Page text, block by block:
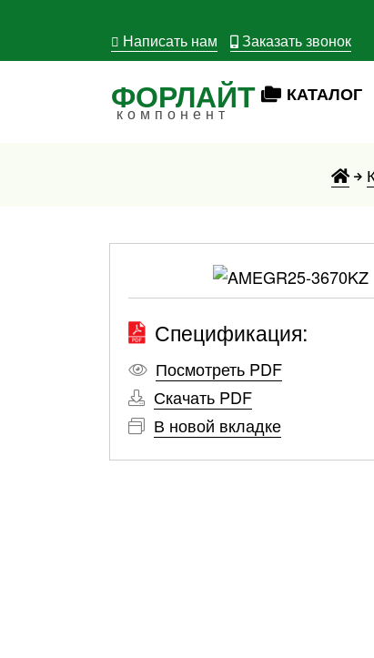
Написать нам Заказать звонок
ФОРЛАЙТ
компонент
КАТАЛОГ
Спецификация:
Посмотреть PDF
Скачать PDF
В новой вкладке